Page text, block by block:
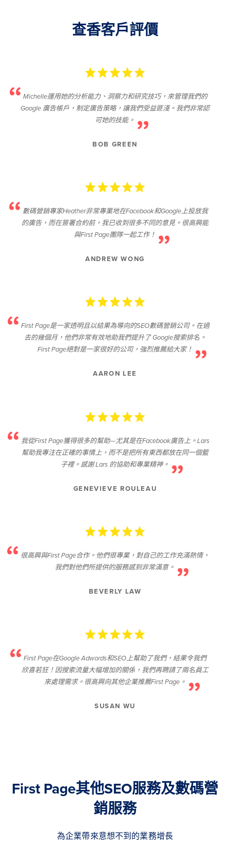
查香客戶評價
Michelle運用她的分析能力、洞察力和研究技巧，來管理我們的
Google 廣告帳戶，制定廣告策略，讓我們受益匪淺。我們非常認
可她的技能。
BOB GREEN
數碼營銷專家Heather非常專業地在Facebook和Google上投放我
的廣告，而在簽署合約前，我已收到很多不同的意見。很高興能
與First Page團隊一起工作！
ANDREW WONG
First Page是一家透明且以結果為導向的SEO數碼營銷公司。在過
去的幾個月，他們非常有效地助我們提升了 Google搜索排名。
First Page絕對是一家很好的公司，強烈推薦給大家！
AARON LEE
我從First Page獲得很多的幫助—尤其是在Facebook廣告上。Lars
幫助我專注在正確的事情上，而不是把所有東西都放在同一個籃
子裡。感謝 Lars 的協助和專業精神。
GENEVIEVE ROULEAU
很高興與First Page合作。他們很專業，對自己的工作充滿熱情，
我們對他們所提供的服務感到非常滿意。
BEVERLY LAW
First Page在Google Adwords和SEO上幫助了我們，結果令我們
欣喜若狂！因搜索流量大幅增加的關係，我們再聘請了兩名員工
來處理需求。很高興向其他企業推薦First Page。
SUSAN WU
First Page其他SEO服務及數碼營
銷服務
為企業帶來意想不到的業務增長